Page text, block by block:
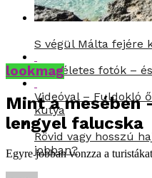
S végül Málta fejére
A tökéletes fotók –
Videóval – Fuldokló
kutya
Rövid vagy hosszú
jobban?
lookmag
Mint a mesében
lengyel falucska
Egyre jobban vonzza a